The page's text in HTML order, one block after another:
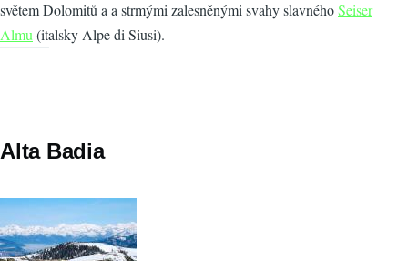
světem Dolomitů a a strmými zalesněnými svahy slavnéhoSeiser
Almu (italsky Alpe di Siusi).
Alta Badia